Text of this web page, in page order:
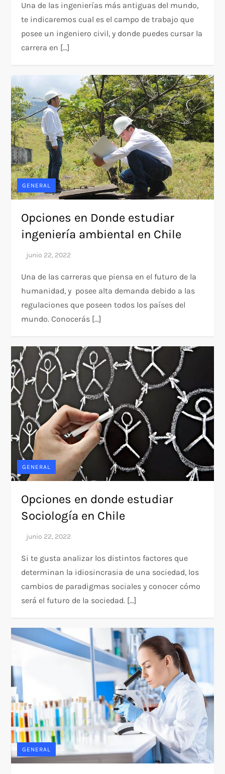
Una de las ingenierías más antiguas del mundo,
te indicaremos cual es el campo de trabajo que
posee un ingeniero civil, y donde puedes cursar la
carrera en […]
GENERAL
Opciones en Donde estudiar
ingeniería ambiental en Chile
Una de las carreras que piensa en el futuro de la
humanidad, y posee alta demanda debido a las
regulaciones que poseen todos los países del
mundo. Conocerás […]
GENERAL
Opciones en donde estudiar
Sociología en Chile
Si te gusta analizar los distintos factores que
determinan la idiosincrasia de una sociedad, los
cambios de paradigmas sociales y conocer cómo
será el futuro de la sociedad. […]
GENERAL